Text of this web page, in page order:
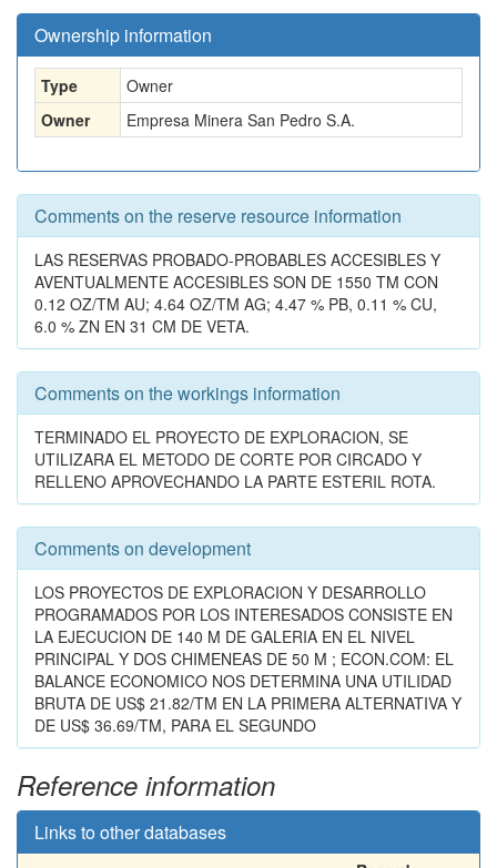
Ownership information
Type
Owner
Owner
Empresa Minera San Pedro S.A.
Comments on the reserve resource information
LAS RESERVAS PROBADO-PROBABLES ACCESIBLES Y
AVENTUALMENTE ACCESIBLES SON DE 1550 TM CON
0.12 OZ/TM AU; 4.64 OZ/TM AG; 4.47 % PB, 0.11 % CU,
6.0 % ZN EN 31 CM DE VETA.
Comments on the workings information
TERMINADO EL PROYECTO DE EXPLORACION, SE
UTILIZARA EL METODO DE CORTE POR CIRCADO Y
RELLENO APROVECHANDO LA PARTE ESTERIL ROTA.
Comments on development
LOS PROYECTOS DE EXPLORACION Y DESARROLLO
PROGRAMADOS POR LOS INTERESADOS CONSISTE EN
LA EJECUCION DE 140 M DE GALERIA EN EL NIVEL
PRINCIPAL Y DOS CHIMENEAS DE 50 M ; ECON.COM: EL
BALANCE ECONOMICO NOS DETERMINA UNA UTILIDAD
BRUTA DE US$ 21.82/TM EN LA PRIMERA ALTERNATIVA Y
DE US$ 36.69/TM, PARA EL SEGUNDO
Reference information
Links to other databases